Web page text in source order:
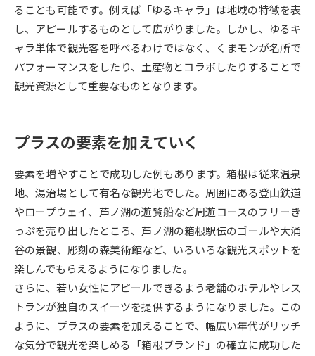
新増設大学・学部・学科特集
国際・グローバルに強い大学特
データサイエンス特集 奨学金・特待生制度特集
デジタルパンフレット 進路の３択
（高3生用）
（高2生用）
SELFBRAND特集ページ
オープンキャンパスなどを調べる
オープンキャンパス検索 実施プログラムから探す
来場型・Web型イベント特集 夢ナビライブ
受験準備 資料検索
ることも可能です。例えば「ゆるキャラ」は地域の特徴を表
し、アピールするものとして広がりました。しかし、ゆるキ
ャラ単体で観光客を呼べるわけではなく、くまモンが名所で
パフォーマンスをしたり、土産物とコラボしたりすることで
観光資源として重要なものとなります。
プラスの要素を加えていく
要素を増やすことで成功した例もあります。箱根は従来温泉
地、湯治場として有名な観光地でした。周囲にある登山鉄道
やロープウェイ、芦ノ湖の遊覧船など周遊コースのフリーき
っぷを売り出したところ、芦ノ湖の箱根駅伝のゴールや大涌
谷の景観、彫刻の森美術館など、いろいろな観光スポットを
楽しんでもらえるようになりました。
さらに、若い女性にアピールできるよう老舗のホテルやレス
トランが独自のスイーツを提供するようになりました。この
ように、プラスの要素を加えることで、幅広い年代がリッチ
な気分で観光を楽しめる「箱根ブランド」の確立に成功した